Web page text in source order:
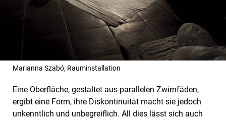
Marianna Szabó, Rauminstallation
Eine Oberfläche, gestaltet aus parallelen Zwirnfäden,
ergibt eine Form, ihre Diskontinuität macht sie jedoch
unkenntlich und unbegreiflich. All dies lässt sich auch